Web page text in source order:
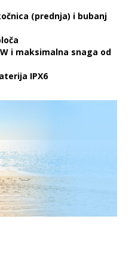
(prednja) i bubanj
i maksimalna snaga od
IPX6